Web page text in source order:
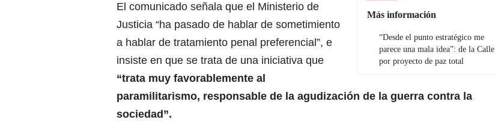
Más información
“Desde el punto estratégico me
parece una mala idea”: de la Calle
por proyecto de paz total
El comunicado señala que el Ministerio de
Justicia “ha pasado de hablar de sometimiento
a hablar de tratamiento penal preferencial”, e
insiste en que se trata de una iniciativa que
“trata muy favorablemente al
paramilitarismo, responsable de la agudización de la guerra contra la
sociedad”.